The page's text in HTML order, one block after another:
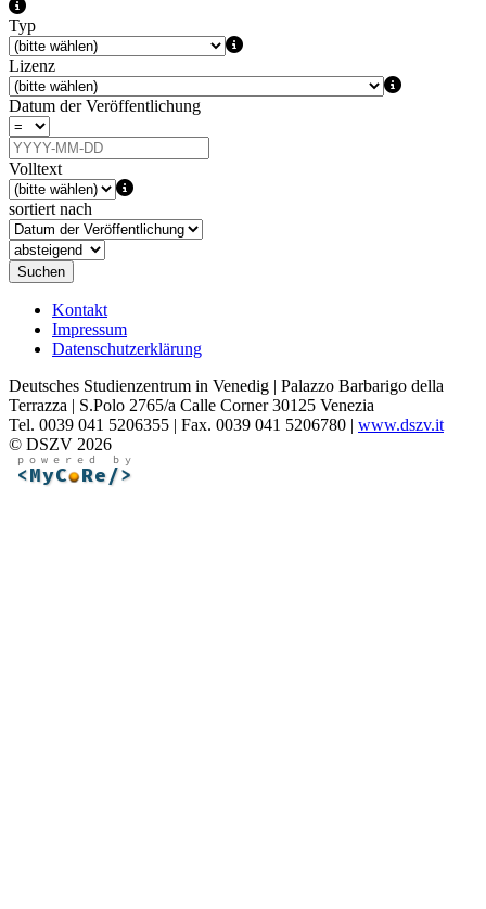
Typ
Lizenz
Datum der Veröffentlichung
Volltext
sortiert nach
Suchen
Kontakt
Impressum
Datenschutzerklärung
Deutsches Studienzentrum in Venedig | Palazzo Barbarigo della
Terrazza | S.Polo 2765/a Calle Corner 30125 Venezia
Tel. 0039 041 5206355 | Fax. 0039 041 5206780 | www.dszv.it
© DSZV 2026